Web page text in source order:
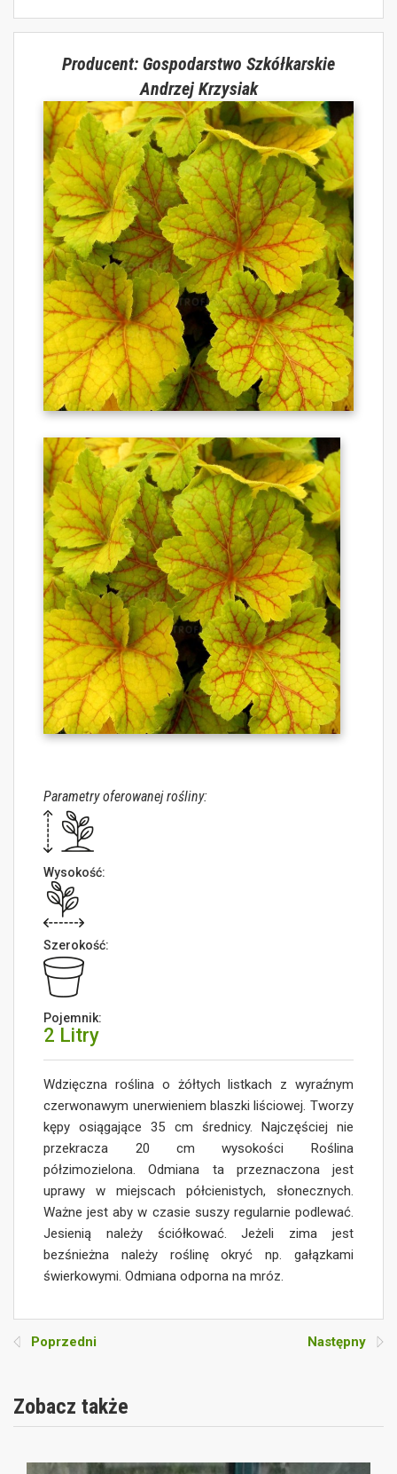
Producent: Gospodarstwo Szkółkarskie
Andrzej Krzysiak
Parametry oferowanej rośliny:
Wysokość:
Szerokość:
Pojemnik:
2 Litry
Wdzięczna roślina o żółtych listkach z wyraźnym
czerwonawym unerwieniem blaszki liściowej. Tworzy
kępy osiągające 35 cm średnicy. Najczęściej nie
przekracza 20 cm wysokości Roślina
półzimozielona. Odmiana ta przeznaczona jest
uprawy w miejscach półcienistych, słonecznych.
Ważne jest aby w czasie suszy regularnie podlewać.
Jesienią należy ściółkować. Jeżeli zima jest
bezśnieżna należy roślinę okryć np. gałązkami
świerkowymi. Odmiana odporna na mróz.
Poprzedni Następny
Zobacz także